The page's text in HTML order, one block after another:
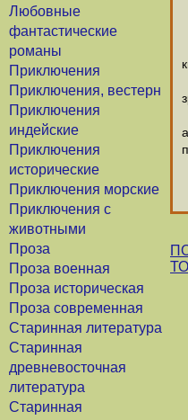
Любовные
фантастические
романы
Приключения
Приключения, вестерн
Приключения
индейские
Приключения
исторические
Приключения морские
Приключения с
животными
Проза
Проза военная
Проза историческая
Проза современная
Старинная литература
Старинная
древневосточная
литература
Старинная